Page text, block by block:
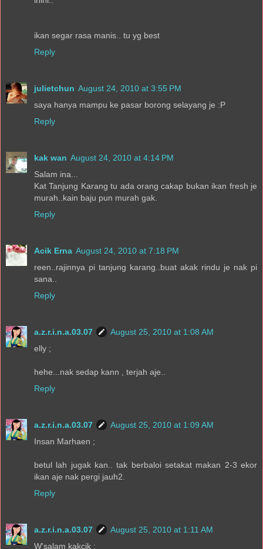
ikan segar rasa manis.. tu yg best
Reply
julietchun August 24, 2010 at 3:55 PM
saya hanya mampu ke pasar borong selayang je :P
Reply
kak wan August 24, 2010 at 4:14 PM
Salam ina...
Kat Tanjung Karang tu ada orang cakap bukan ikan fresh je
murah..kain baju pun murah gak.
Reply
Acik Erna August 24, 2010 at 7:18 PM
reen..rajinnya pi tanjung karang..buat akak rindu je nak pi
sana..
Reply
a.z.r.i.n.a.03.07
August 25, 2010 at 1:08 AM
elly ;
hehe...nak sedap kann , terjah aje..
Reply
a.z.r.i.n.a.03.07
August 25, 2010 at 1:09 AM
Insan Marhaen ;
betul lah jugak kan.. tak berbaloi setakat makan 2-3 ekor
ikan aje nak pergi jauh2.
Reply
a.z.r.i.n.a.03.07
August 25, 2010 at 1:11 AM
W'salam kakcik ;